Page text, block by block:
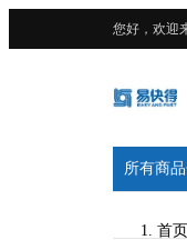
您好，欢迎
所有商
首页